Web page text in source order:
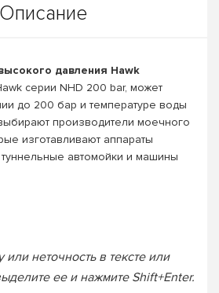
Описание
давления​ Hawk
серии NHD 200 bar, может
до 200 бар и температуре воды
производители моечного
изготавливают аппараты
автомойки и машины
неточность в тексте или
ее и нажмите Shift+Enter.